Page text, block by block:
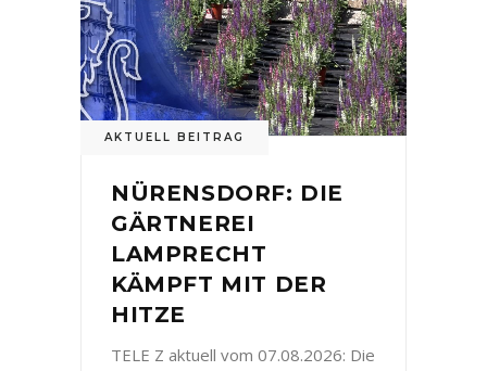
AKTUELL BEITRAG
NÜRENSDORF: DIE
GÄRTNEREI
LAMPRECHT
KÄMPFT MIT DER
HITZE
TELE Z aktuell vom 07.08.2026: Die